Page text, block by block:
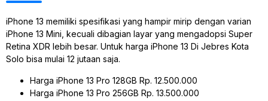
iPhone 13 memiliki spesifikasi yang hampir mirip dengan varian
iPhone 13 Mini, kecuali dibagian layar yang mengadopsi Super
Retina XDR lebih besar. Untuk harga iPhone 13 Di Jebres Kota
Solo bisa mulai 12 jutaan saja.
Harga iPhone 13 Pro 128GB Rp. 12.500.000
Harga iPhone 13 Pro 256GB Rp. 13.500.000